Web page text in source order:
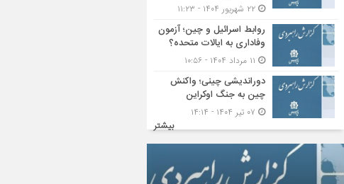
روابط اسرائیل و چین؛ آزمون
وفاداری به ایالات متحده؟
دوراندیشی چینی؛ واکنش
چین به جنگ اوکراین
بیشتر